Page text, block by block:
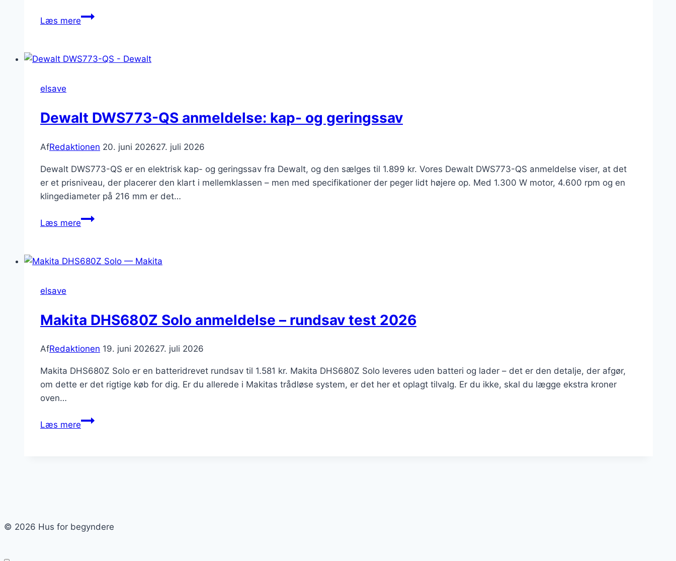
Læs mereMakita
anmeldelse
2026
elsave
Dewalt DWS773-QS anmeldelse: kap- og geringssav
AfRedaktionen 20. juni 202627. juli 2026
Dewalt DWS773-QS er en elektrisk kap- og geringssav fra Dewalt, og den sælges til 1.899 kr. Vores Dewalt DWS773-QS anmeldelse viser, at det
er et prisniveau, der placerer den klart i mellemklassen – men med specifikationer der peger lidt højere op. Med 1.300 W motor, 4.600 rpm og en
klingediameter på 216 mm er det…
Læs mereDewalt
anmeldelse:
elsave
Makita DHS680Z Solo anmeldelse – rundsav test 2026
AfRedaktionen 19. juni 202627. juli 2026
Makita DHS680Z Solo er en batteridrevet rundsav til 1.581 kr. Makita DHS680Z Solo leveres uden batteri og lader – det er den detalje, der afgør,
om dette er det rigtige køb for dig. Er du allerede i Makitas trådløse system, er det her et oplagt tilvalg. Er du ikke, skal du lægge ekstra kroner
oven…
Læs mereMakita
© 2026 Hus for begyndere